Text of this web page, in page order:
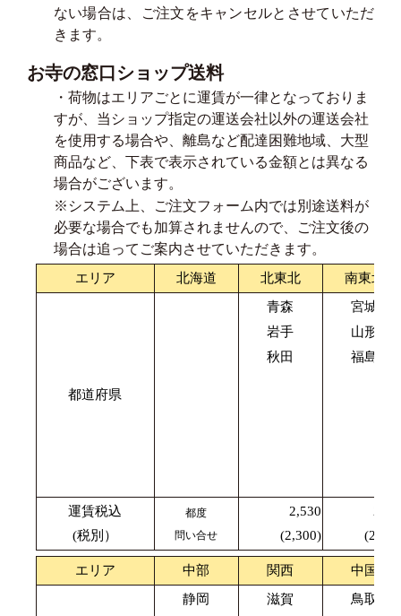
ない場合は、ご注文をキャンセルとさせていただ
きます。
お寺の窓口ショップ送料
・荷物はエリアごとに運賃が一律となっておりま
すが、当ショップ指定の運送会社以外の運送会社
を使用する場合や、離島など配達困難地域、大型
商品など、下表で表示されている金額とは異なる
場合がございます。
※システム上、ご注文フォーム内では別途送料が
必要な場合でも加算されませんので、ご注文後の
場合は追ってご案内させていただきます。
エリア 北海道 北東北 南東北
都道府県
青森
岩手
秋田
宮城
山形
福島
運賃税込
(税別）
都度
問い合せ
2,530
(2,300)
エリア 中部 関西 中国
静岡
滋賀
鳥取